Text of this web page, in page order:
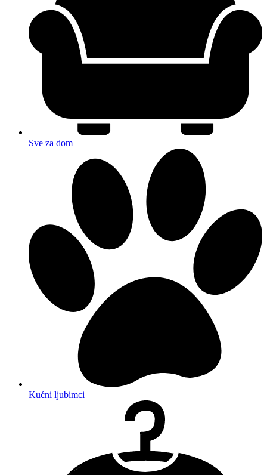
Sve za dom
Kućni ljubimci